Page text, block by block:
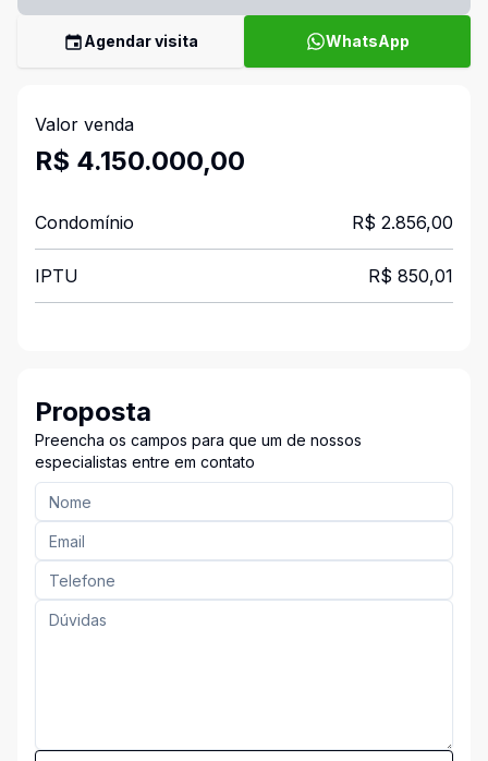
Agendar visita WhatsApp
Valor venda
R$ 4.150.000,00
Condomínio R$ 2.856,00
IPTU R$ 850,01
Proposta
Preencha os campos para que um de nossos
especialistas entre em contato